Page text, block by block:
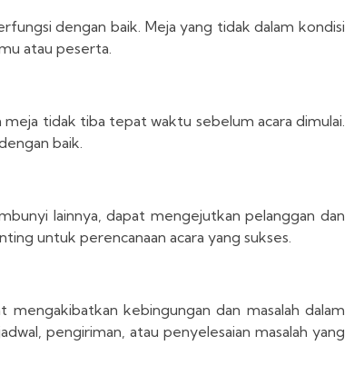
dengan baik. Meja yang tidak dalam kondisi
atau peserta.
tidak tiba tepat waktu sebelum acara dimulai.
baik.
lainnya, dapat mengejutkan pelanggan dan
untuk perencanaan acara yang sukses.
mengakibatkan kebingungan dan masalah dalam
pengiriman, atau penyelesaian masalah yang